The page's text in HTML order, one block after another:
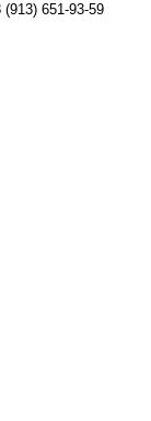
(913) 651-93-59